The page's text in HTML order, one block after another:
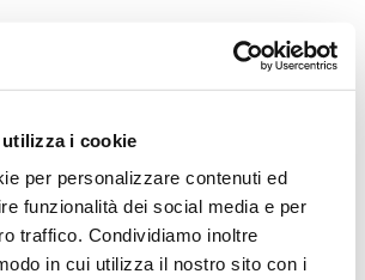
i cookie
per personalizzare contenuti ed
funzionalità dei social media e per
traffico. Condividiamo inoltre
in cui utilizza il nostro sito con i
di Sala